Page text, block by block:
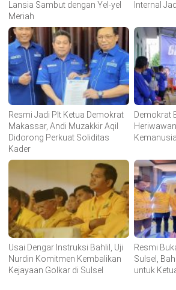
Lansia Sambut dengan Yel-yel
Meriah
Internal
Resmi Jadi Plt Ketua Demokrat
Makassar, Andi Muzakkir Aqil
Didorong Perkuat Soliditas
Kader
Demokrat
Usai Dengar Instruksi Bahlil, Uji
Nurdin Komitmen Kembalikan
Kejayaan Golkar di Sulsel
Resmi
Sulsel,
untuk